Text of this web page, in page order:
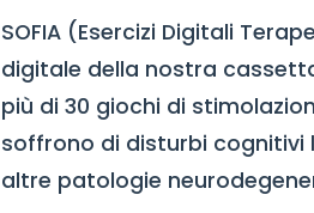
SOFIA (Esercizi Digitali
digitale della nostra
più di 30 giochi di
soffrono di disturbi cognitivi
altre patologie